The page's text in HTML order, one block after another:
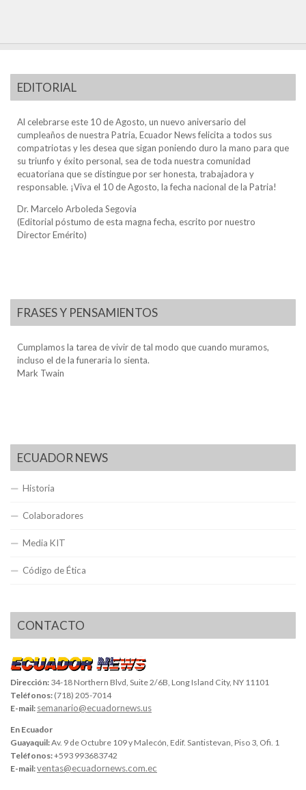
EDITORIAL
Al celebrarse este 10 de Agosto, un nuevo aniversario del
cumpleaños de nuestra Patria, Ecuador News felicita a todos sus
compatriotas y les desea que sigan poniendo duro la mano para que
su triunfo y éxito personal, sea de toda nuestra comunidad
ecuatoriana que se distingue por ser honesta, trabajadora y
responsable. ¡Viva el 10 de Agosto, la fecha nacional de la Patria!
Dr. Marcelo Arboleda Segovia
(Editorial póstumo de esta magna fecha, escrito por nuestro
Director Emérito)
FRASES Y PENSAMIENTOS
Cumplamos la tarea de vivir de tal modo que cuando muramos,
incluso el de la funeraria lo sienta.
Mark Twain
ECUADOR NEWS
Historia
Colaboradores
Media KIT
Código de Ética
CONTACTO
Dirección: 34-18 Northern Blvd, Suite 2/6B, Long Island City, NY 11101
Teléfonos: (718) 205-7014
E-mail: semanario@ecuadornews.us
En Ecuador
Guayaquil:Av. 9 de Octubre 109 y Malecón, Edif. Santistevan, Piso 3, Ofi. 1
Teléfonos:+593 993683742
E-mail:ventas@ecuadornews.com.ec